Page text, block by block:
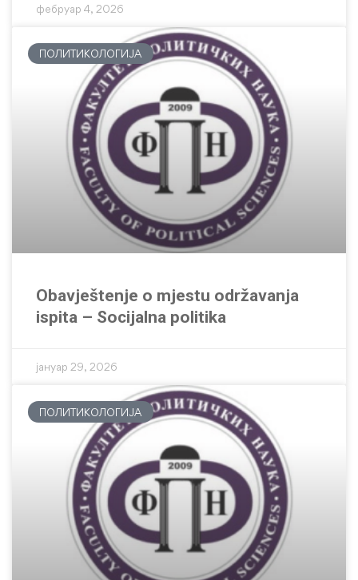
фебруар 4, 2026
ПОЛИТИКОЛОГИЈА
Obavještenje o mjestu održavanja
ispita – Socijalna politika
јануар 29, 2026
ПОЛИТИКОЛОГИЈА